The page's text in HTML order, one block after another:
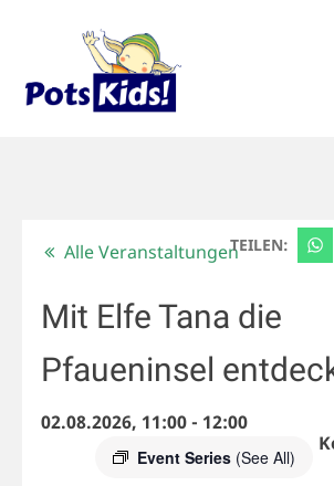
TEILEN:
Alle Veranstaltungen
Mit Elfe Tana die
Pfaueninsel
02.08.2026, 11:00- 12:00
Event Series (See All)